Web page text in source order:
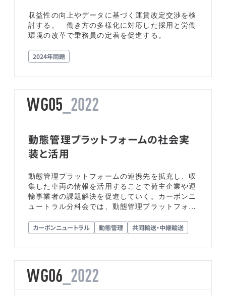
収益性の向上やデータに基づく運賃改定交渉を検
討する。 働き方の多様化に対応した採用と労働
環境の改革で乗務員の定着を促進する。
2024年問題
WG05 _2022
動態管理プラットフォームの社会実
装と活用
動態管理プラットフォームの連携先を拡充し、収
集した車両の情報を活用することで荷主企業や運
輸事業者の課題解決を促進していく。カーボンニ
ュートラル分科会では、動態管理プラットフォー
o2排出量を可視化し、荷主、運輸事業者のカー
ボンニュートラルへの取り組みを支援する実証実
験に取り組む。そのほか新たなアイデアを広く募
カーボンニュートラル 動態管理 共同輸送・中継輸送
WG06 _2022